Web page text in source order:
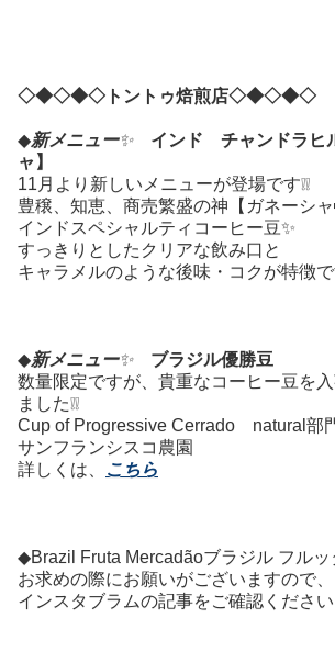
◇◆◇◆◇トントゥ焙煎店◇◆◇◆◇
◆新メニュー✨
インド チャンドラヒ
ャ】
11月より新しいメニューが登場です❕❕
豊穣、知恵、商売繁盛の神【ガネーシ
インドスペシャルティコーヒー豆✨
すっきりとしたクリアな飲み口と
キャラメルのような後味・コクが特徴
◆新メニュー✨
ブラジル優勝豆
数量限定ですが、貴重なコーヒー豆を
ました❕❕
Cup of Progressive Cerrado natural
サンフランシスコ農園
詳しくは、
こちら
◆Brazil Fruta Mercadãoブラジル フル
お求めの際にお願いがございますので、
インスタブラムの記事をご確認くださ